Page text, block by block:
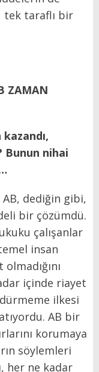
tek taraflı bir
ZAMAN
Bunun nihai
AB, dediğin gibi,
bir çözümdü.
çalışanlar
insan
içinde riayet
ilkesi
AB bir
korumaya
söylemleri
her ne kadar